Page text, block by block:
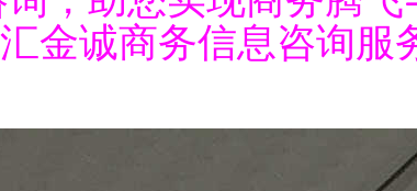
金诚商务信息咨询服